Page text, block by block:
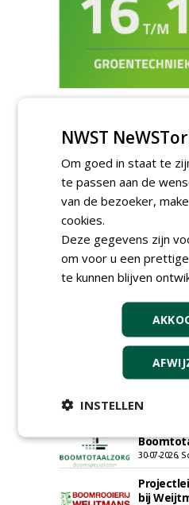
nieuwsbrief.
30-07-2026,
bij
NWST
Om goed in staat te
te passen aan de
van de bezoeker,
cookies.
Deze gegevens zijn
om voor u een
te kunnen blijven
INSTELLEN